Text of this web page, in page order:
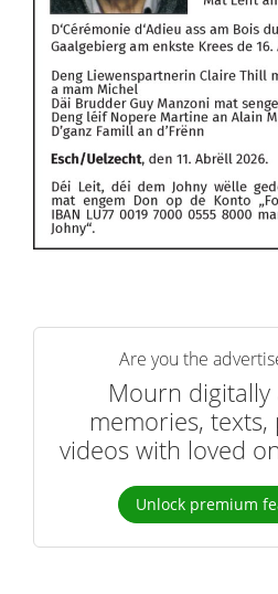
Are you the
Mourn digitally
memories,
videos with loved
Unlock premium